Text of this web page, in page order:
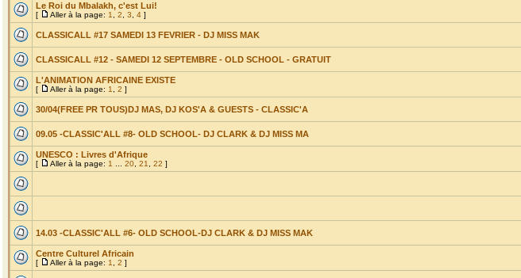
Le Roi du Mbalakh, c'est Lui!
[ Aller à la page: 1 2 3 4 ]
CLASSICALL #17 SAMEDI 13 FEVRIER - DJ MISS MAK
CLASSICALL #12 - SAMEDI 12 SEPTEMBRE - OLD SCHOOL - GRATUIT
L'ANIMATION AFRICAINE EXISTE
[ Aller à la page: 1 2 ]
30/04(FREE PR TOUS)DJ MAS, DJ KOS'A & GUESTS - CLASSIC'A
09.05 -CLASSIC'ALL #8- OLD SCHOOL- DJ CLARK & DJ MISS MA
UNESCO : Livres d'Afrique
[ Aller à la page: 1 20 21 22 ]
14.03 -CLASSIC'ALL #6- OLD SCHOOL-DJ CLARK & DJ MISS MAK
Centre Culturel Africain
[ Aller à la page: 1 2 ]